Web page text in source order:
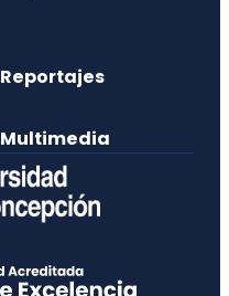
Reportajes
Multimedia